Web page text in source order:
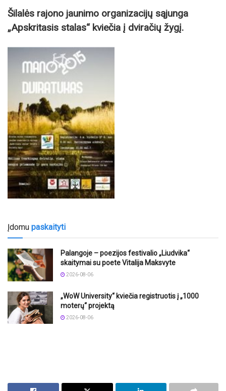
Šilalės rajono jaunimo organizacijų sąjunga
„Apskritasis stalas“ kviečia į dviračių žygį.
Įdomu paskaityti
Palangoje – poezijos festivalio „Liudvika“
skaitymai su poete Vitalija Maksvyte
2026-08-06
„WoW University“ kviečia registruotis į „1000
moterų“ projektą
2026-08-06